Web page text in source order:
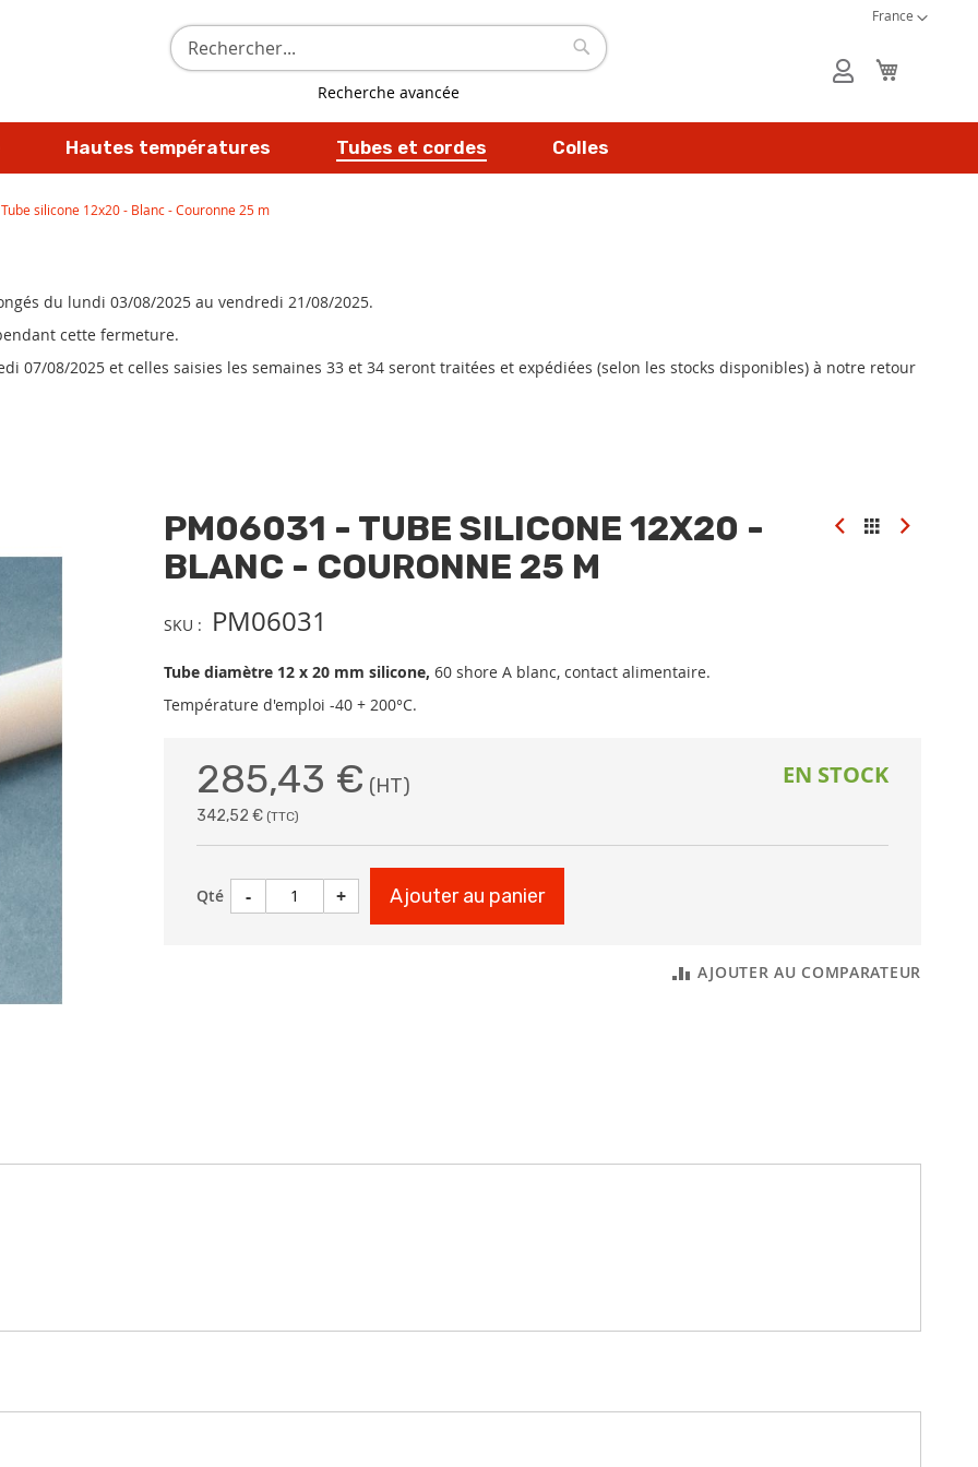
Langue
France
Rechercher
Recherche avancée
Mon
compte
Hautes températures Tubes et cordes Colles
silicone 12x20 - Blanc - Couronne 25 m
du lundi 03/08/2025 au vendredi 21/08/2025.
cette fermeture.
07/08/2025 et celles saisies les semaines 33 et 34 seront traitées et expédiées (selon les stocks disponibles) à notre retour
PM06031 - TUBE SILICONE 12X20 -
BLANC - COURONNE 25 M
SKU PM06031
Tube diamètre 12 x 20 mm silicone, 60 shore A blanc, contact alimentaire.
Température d'emploi -40 + 200°C.
EN STOCK
342,52 €
285,43 €
Qté - + Ajouter au panier
AJOUTER AU COMPARATEUR